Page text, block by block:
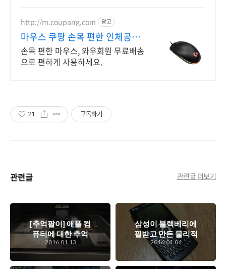
http://m.coupang.com 광고
마우스 쿠팡 손목 편한 인체공학
디자인
손목 편한 마우스, 와우회원 무료배송
으로 편하게 사용하세요.
21 구독하기
관련글 관련글 더보기
[추억팔이] 애플 컴
퓨터에 대한 추억
들...
2016.01.13
삼성이 블랙베리에
필받고 만든 물리적
쿼티키패드가 매력
적인 윈도 모바일 스
마트폰, 블랙잭
2016.01.04